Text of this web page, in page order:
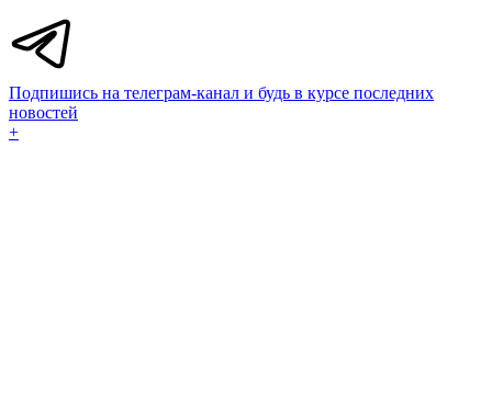
Подпишись на телеграм-канал и будь в курсе последних
новостей
+